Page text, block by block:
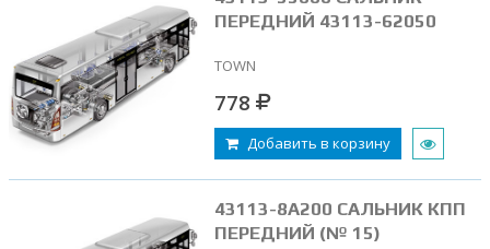
ПЕРЕДНИЙ 43113-62050
TOWN
778
Добавить в корзину
43113-8A200 САЛЬНИК КПП
ПЕРЕДНИЙ (№ 15)